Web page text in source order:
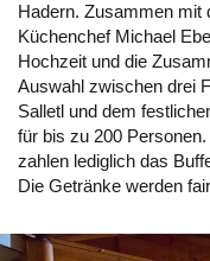
Hadern. Zusammen mit
Küchenchef Michael
Hochzeit und die
Auswahl zwischen drei
Salletl und dem
für bis zu 200
zahlen lediglich das
Die Getränke werden